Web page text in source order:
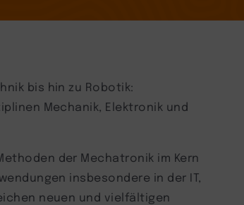
bis hin zu Robotik:
Mechanik, Elektronik und
der Mechatronik im Kern
insbesondere in der IT,
neuen und vielfältigen